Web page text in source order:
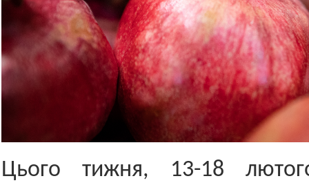
Цього тижня, 13-18